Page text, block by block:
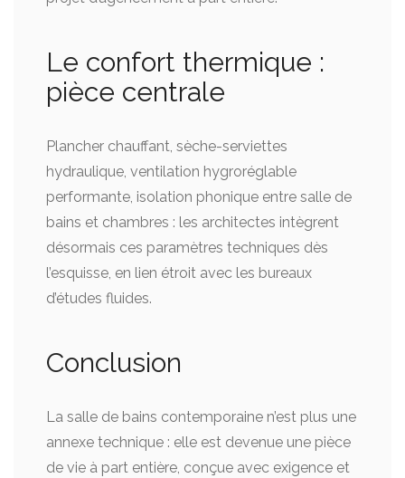
Le confort thermique :
pièce centrale
Plancher chauffant, sèche-serviettes
hydraulique, ventilation hygroréglable
performante, isolation phonique entre salle de
bains et chambres : les architectes intègrent
désormais ces paramètres techniques dès
l’esquisse, en lien étroit avec les bureaux
d’études fluides.
Conclusion
La salle de bains contemporaine n’est plus une
annexe technique : elle est devenue une pièce
de vie à part entière, conçue avec exigence et